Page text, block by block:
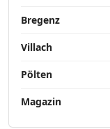
Bregenz
Villach
Pölten
Magazin